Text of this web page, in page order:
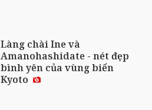
Làng chài Ine và
Amanohashidate - nét đẹp
bình yên của vùng biển
Kyoto